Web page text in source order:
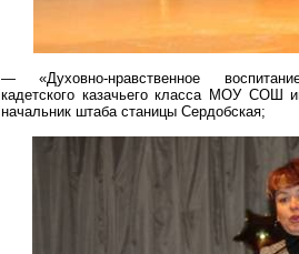
— «Духовно-нравственное
кадетского казачьего класса МОУ
начальник штаба станицы Сердобская;